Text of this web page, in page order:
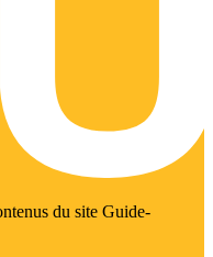
du site Guide-